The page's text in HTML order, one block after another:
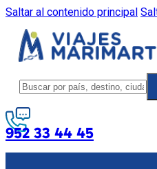
Saltar al contenido principal
952 33 44 45